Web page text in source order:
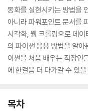
동화를 실현시키는 방법을
아니라 파워포인트 문서를
시각화, 웹 크롤링으로 데
의 파이썬 응용 방법을 알
이썬을 처음 배우는 직장인
에 한걸음 더 다가갈 수 있
목차